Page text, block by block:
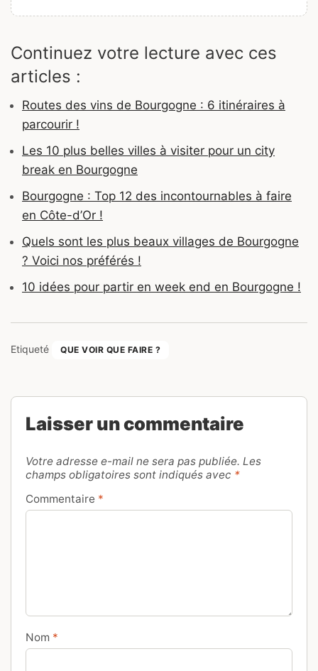
Continuez votre lecture avec ces
articles :
Routes des vins de Bourgogne : 6 itinéraires à
parcourir !
Les 10 plus belles villes à visiter pour un city
break en Bourgogne
Bourgogne : Top 12 des incontournables à faire
en Côte-d’Or !
Quels sont les plus beaux villages de Bourgogne
? Voici nos préférés !
10 idées pour partir en week end en Bourgogne !
Etiqueté QUE VOIR QUE FAIRE ?
Laisser un commentaire
Votre adresse e-mail ne sera pas publiée. Les
champs obligatoires sont indiqués avec *
Commentaire *
Nom *